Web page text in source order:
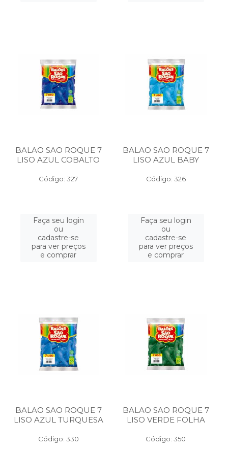
BALAO SAO ROQUE 7
LISO AZUL COBALTO
Código: 327
Faça seu login
ou
cadastre-se
para ver preços
e comprar
BALAO SAO ROQUE 7
LISO AZUL BABY
Código: 326
Faça seu login
ou
cadastre-se
para ver preços
e comprar
BALAO SAO ROQUE 7
LISO AZUL TURQUESA
Código: 330
BALAO SAO ROQUE 7
LISO VERDE FOLHA
Código: 350